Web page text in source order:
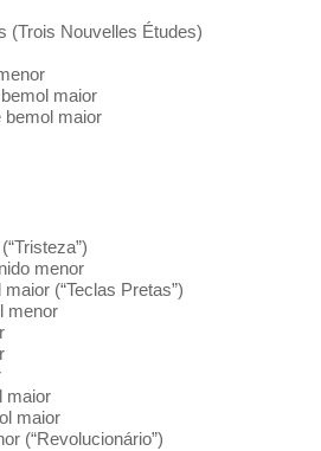
(Trois Nouvelles Études)
maior
maior
menor
(“Teclas Pretas”)
menor
maior
maior
(“Revolucionário”)